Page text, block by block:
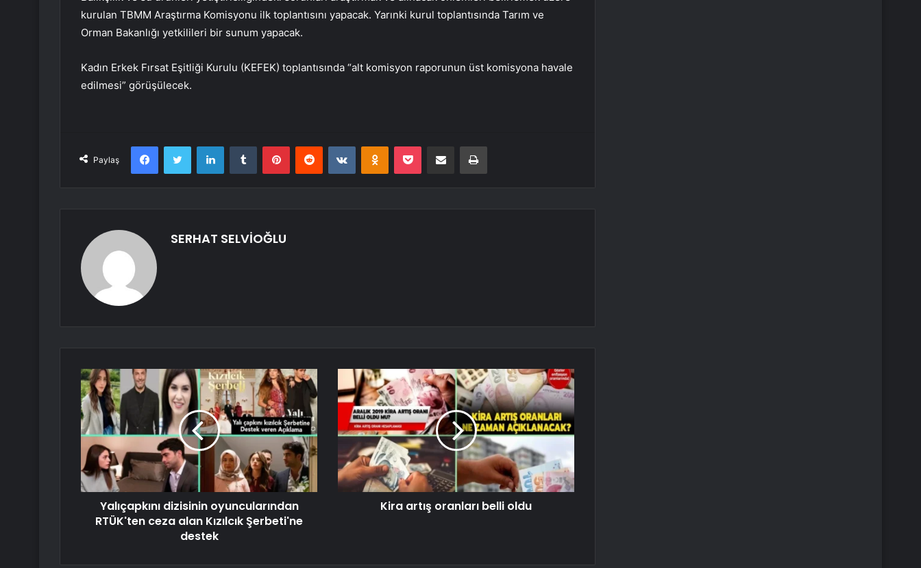
kurulan TBMM Araştırma Komisyonu ilk toplantısını yapacak. Yarınki kurul toplantısında Tarım ve
Orman Bakanlığı yetkilileri bir sunum yapacak.
Kadın Erkek Fırsat Eşitliği Kurulu (KEFEK) toplantısında “alt komisyon raporunun üst komisyona havale
edilmesi” görüşülecek.
Paylaş
FacebookTwitter LinkedInTumblr PinterestReddit VKontakteOdnoklassniki
Pocket E-Posta ile paylaş Yazdır
SERHAT SELVİOĞLU
Yalıçapkını dizisinin oyuncularından
RTÜK'ten ceza alan Kızılcık Şerbeti'ne
destek
Kira artış oranları belli oldu